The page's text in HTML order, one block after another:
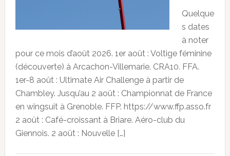
Quelque
s dates
à noter
pour ce mois d’août 2026. 1er août : Voltige féminine
(découverte) à Arcachon-Villemarie. CRA10. FFA.
1er-8 août : Ultimate Air Challenge à partir de
Chambley. Jusqu’au 2 août : Championnat de France
en wingsuit à Grenoble. FFP. https://www.ffp.asso.fr
2 août : Café-croissant à Briare. Aéro-club du
Giennois. 2 août : Nouvelle […]